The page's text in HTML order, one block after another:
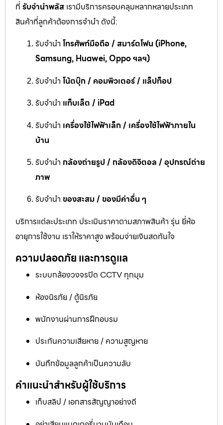
ที่ รับจำนำพลัส เรามีบริการครอบคลุมหลากหลายประเภท
สินค้าที่ลูกค้าต้องการจำนำ ดังนี้:
รับจำนำ โทรศัพท์มือถือ / สมาร์ตโฟน (iPhone,
Samsung, Huawei, Oppo ฯลฯ)
รับจำนำ โน้ตบุ๊ก / คอมพิวเตอร์ / แล็ปท็อป
รับจำนำ แท็บเล็ต / iPad
รับจำนำ เครื่องใช้ไฟฟ้าเล็ก / เครื่องใช้ไฟฟ้าภายใน
บ้าน
รับจำนำ กล้องถ่ายรูป / กล้องดิจิตอล / อุปกรณ์ถ่าย
ภาพ
รับจำนำ ของสะสม / ของมีค่าอื่น ๆ
บริการแต่ละประเภท ประเมินราคาตามสภาพสินค้า รุ่น ยี่ห้อ
อายุการใช้งาน เราให้ราคาสูง พร้อมจ่ายเงินสดทันใจ
ความปลอดภัย และการดูแล
ระบบกล้องวงจรปิด CCTV ทุกมุม
ห้องนิรภัย / ตู้นิรภัย
พนักงานผ่านการฝึกอบรม
ประกันความเสียหาย / ความสูญหาย
บันทึกข้อมูลลูกค้าเป็นความลับ
คำแนะนำสำหรับผู้ใช้บริการ
เก็บสลิป / เอกสารสัญญาอย่างดี